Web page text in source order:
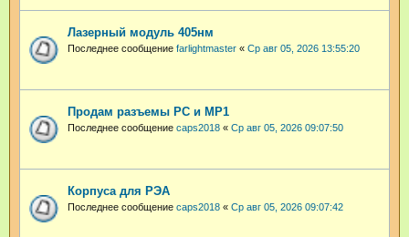
Лазерный модуль 405нм
Последнее сообщение farlightmaster « Ср авг 05, 2026 13:55:20
Продам разъемы РС и МР1
Последнее сообщение caps2018 « Ср авг 05, 2026 09:07:50
Корпуса для РЭА
Последнее сообщение caps2018 « Ср авг 05, 2026 09:07:42